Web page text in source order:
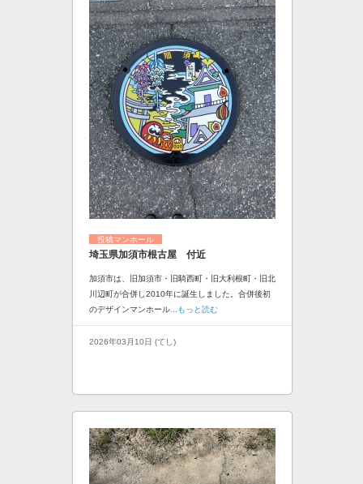
投稿マンホール
埼玉県加須市根古屋 付近
加須市は、旧加須市・旧騎西町・旧大利根町・旧北
川辺町が合併し2010年に誕生しました。合併後初
のデザインマンホール...もっと読む
2026年03月10日 (てし)